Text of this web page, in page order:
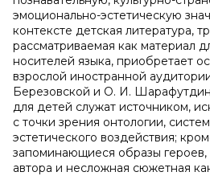
эмоционально-эстетическую
контексте детская литература,
рассматриваемая как материал
носителей языка, приобретает
взрослой иностранной
Березовской и О. И.
для детей служат источником,
с точки зрения онтологии,
эстетического воздействия;
запоминающиеся образы
автора и несложная сюжетная